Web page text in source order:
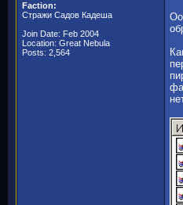
Faction:
Стражи Садов Кадеша
Join Date: Feb 2004
Location: Great Nebula
Posts: 2,564